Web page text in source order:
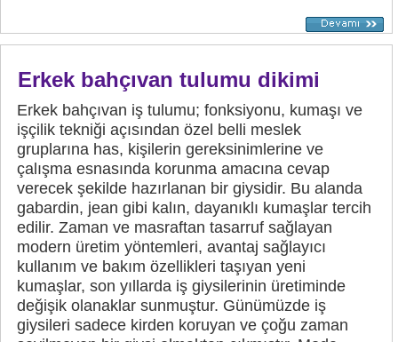
Erkek bahçıvan tulumu dikimi
Erkek bahçıvan iş tulumu; fonksiyonu, kumaşı ve
işçilik tekniği açısından özel belli meslek
gruplarına has, kişilerin gereksinimlerine ve
çalışma esnasında korunma amacına cevap
verecek şekilde hazırlanan bir giysidir. Bu alanda
gabardin, jean gibi kalın, dayanıklı kumaşlar tercih
edilir. Zaman ve masraftan tasarruf sağlayan
modern üretim yöntemleri, avantaj sağlayıcı
kullanım ve bakım özellikleri taşıyan yeni
kumaşlar, son yıllarda iş giysilerinin üretiminde
değişik olanaklar sunmuştur. Günümüzde iş
giysileri sadece kirden koruyan ve çoğu zaman